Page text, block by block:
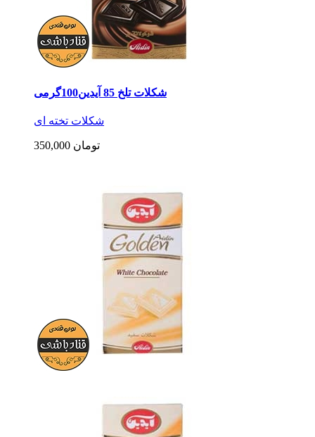
شکلات تلخ 85 آیدین100گرمی
شکلات تخته ای
350,000 تومان